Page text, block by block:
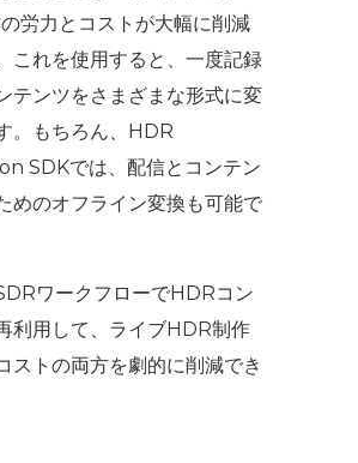
労力とコストが大幅に削減
これを使用すると、一度記録
テンツをさまざまな形式に変
。もちろん、HDR
SDKでは、配信とコンテン
めのオフライン変換も可能で
ワークフローでHDRコン
利用して、ライブHDR制作
ストの両方を劇的に削減でき